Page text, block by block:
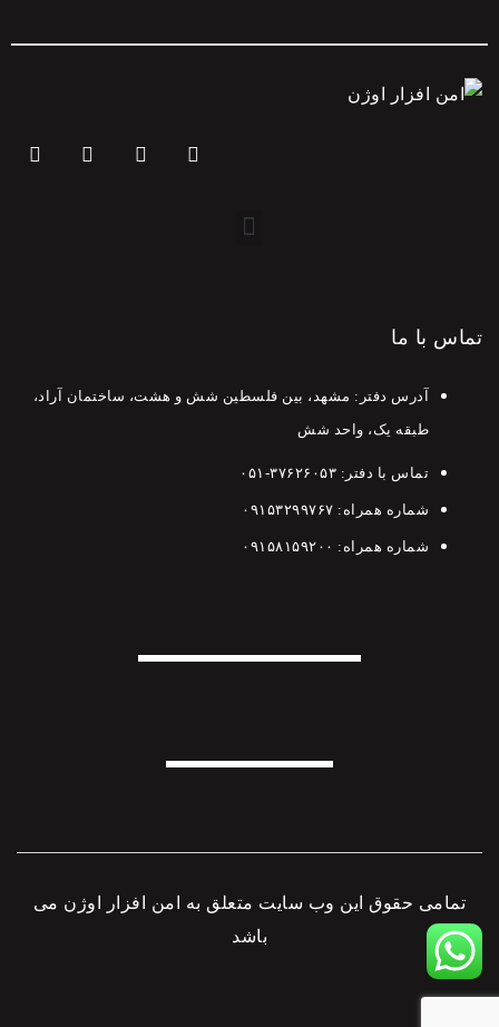
تماس با ما
آدرس دفتر: مشهد، بین فلسطین شش و هشت، ساختمان آراد،
طبقه یک، واحد شش
تماس با دفتر: ۳۷۶۲۶۰۵۳-۰۵۱
شماره همراه: ۰۹۱۵۳۲۹۹۷۶۷
شماره همراه: ۰۹۱۵۸۱۵۹۲۰۰
تمامی حقوق این وب سایت متعلق به امن افزار اوژن می
باشد